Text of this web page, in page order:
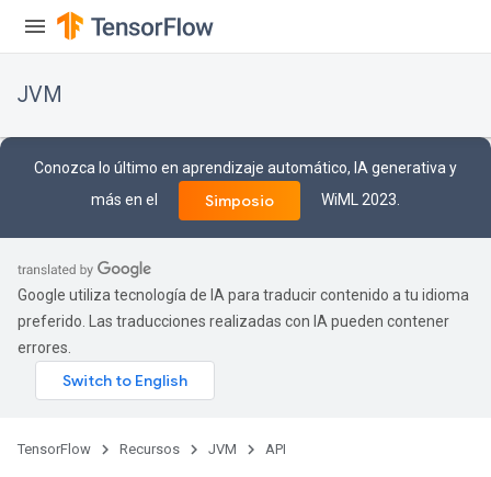
JVM
Conozca lo último en aprendizaje automático, IA generativa y
más en el
Simposio WiML 2023.
Google utiliza tecnología de IA para traducir contenido a tu idioma
preferido. Las traducciones realizadas con IA pueden contener
errores.
TensorFlow Recursos JVM API